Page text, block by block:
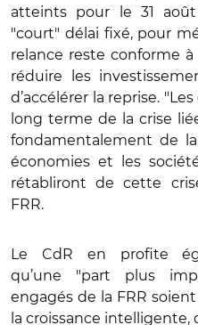
atteints pour le 31
"court" délai fixé, pour
relance reste conforme
réduire les
d’accélérer la reprise.
long terme de la crise
fondamentalement de
économies et les
rétabliront de cette
FRR.
Le CdR en profite
qu’une "part plus
engagés de la FRR
la croissance